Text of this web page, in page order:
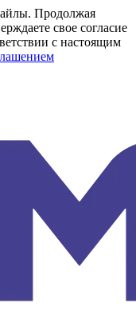
Продолжая
свое согласие
с настоящим